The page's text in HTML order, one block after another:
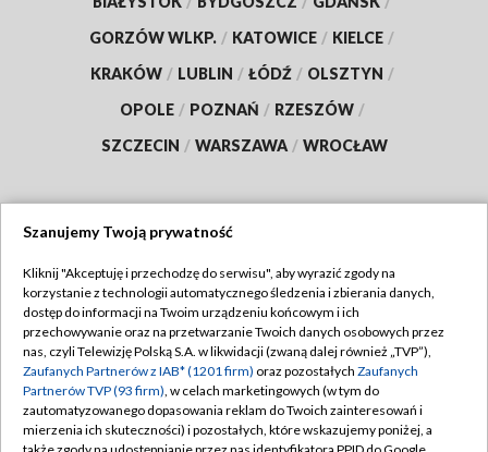
GORZÓW WLKP. / KATOWICE / KIELCE /
KRAKÓW / LUBLIN / ŁÓDŹ / OLSZTYN /
OPOLE / POZNAŃ / RZESZÓW /
SZCZECIN / WARSZAWA / WROCŁAW
TVP
Abonament TVP
Emisja w TVP
Centrum informacji TVP
Naziemna Telewizja Cyfrowa
Regulamin TVP
Polityka prywatności
Moje zgody
Pomoc
Szanujemy Twoją prywatność
Kliknij "Akceptuję i przechodzę do serwisu", aby wyrazić zgody na
korzystanie z technologii automatycznego śledzenia i zbierania danych,
dostęp do informacji na Twoim urządzeniu końcowym i ich
przechowywanie oraz na przetwarzanie Twoich danych osobowych przez
nas, czyli Telewizję Polską S.A. w likwidacji (zwaną dalej również „TVP”),
Zaufanych Partnerów z IAB* (1201 firm) oraz pozostałych Zaufanych
Partnerów TVP (93 firm), w celach marketingowych (w tym do
zautomatyzowanego dopasowania reklam do Twoich zainteresowań i
mierzenia ich skuteczności) i pozostałych, które wskazujemy poniżej, a